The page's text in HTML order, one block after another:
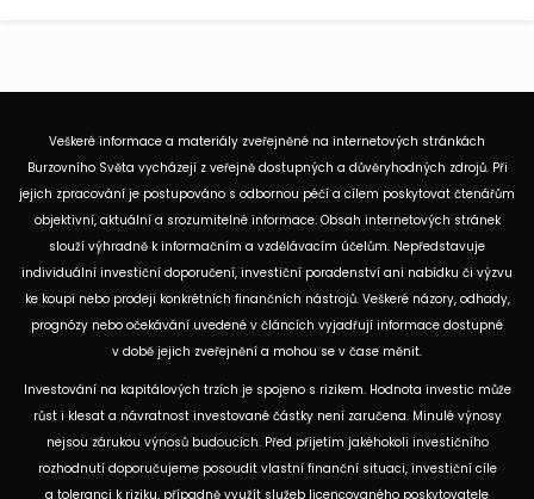
Veškeré informace a materiály zveřejněné na internetových stránkách
Burzovního Světa vycházejí z veřejně dostupných a důvěryhodných zdrojů. Při
jejich zpracování je postupováno s odbornou péčí a cílem poskytovat čtenářům
objektivní, aktuální a srozumitelné informace. Obsah internetových stránek
slouží výhradně k informačním a vzdělávacím účelům. Nepředstavuje
individuální investiční doporučení, investiční poradenství ani nabídku či výzvu
ke koupi nebo prodeji konkrétních finančních nástrojů. Veškeré názory, odhady,
prognózy nebo očekávání uvedené v článcích vyjadřují informace dostupné
v době jejich zveřejnění a mohou se v čase měnit.
Investování na kapitálových trzích je spojeno s rizikem. Hodnota investic může
růst i klesat a návratnost investované částky není zaručena. Minulé výnosy
nejsou zárukou výnosů budoucích. Před přijetím jakéhokoli investičního
rozhodnutí doporučujeme posoudit vlastní finanční situaci, investiční cíle
a toleranci k riziku, případně využít služeb licencovaného poskytovatele